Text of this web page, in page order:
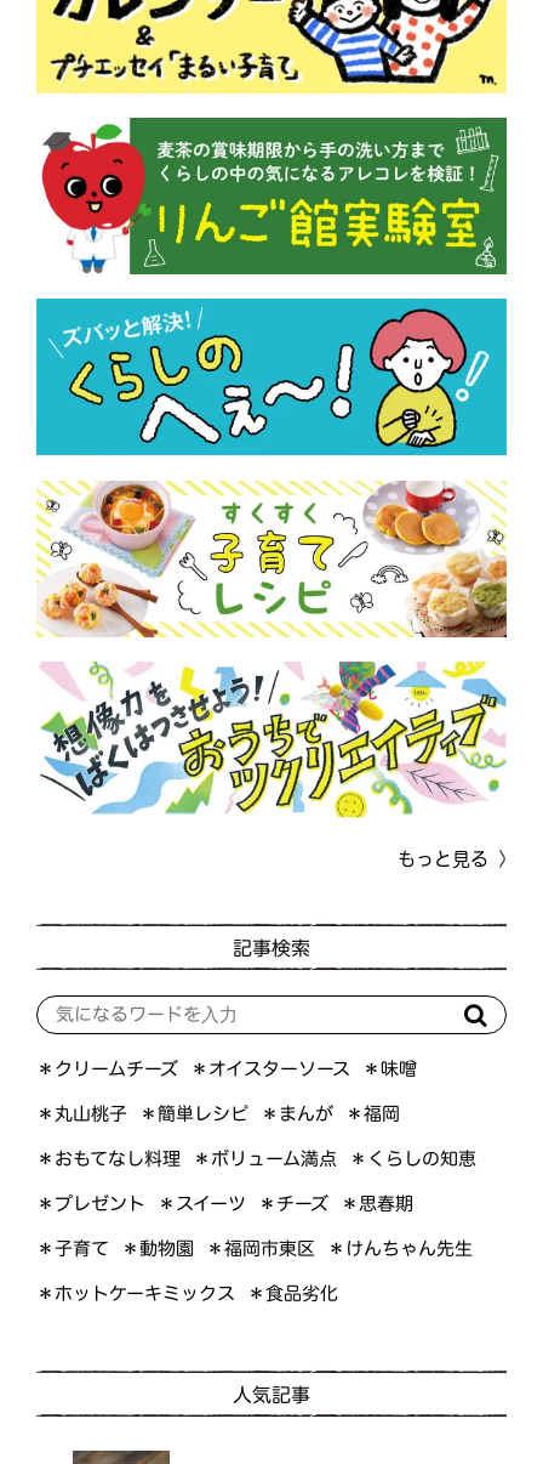
もっと見る
記事検索
＊クリームチーズ ＊オイスターソース ＊味噌
＊丸山桃子 ＊簡単レシピ ＊まんが ＊福岡
＊おもてなし料理 ＊ボリューム満点 ＊くらしの知恵
＊プレゼント ＊スイーツ ＊チーズ ＊思春期
＊子育て ＊動物園 ＊福岡市東区 ＊けんちゃん先生
＊ホットケーキミックス ＊食品劣化
人気記事